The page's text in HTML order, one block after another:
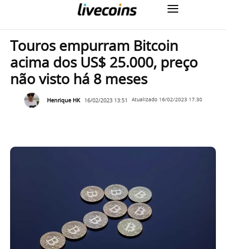
Touros empurram Bitcoin
acima dos US$ 25.000, preço
não visto há 8 meses
Henrique HK 16/02/2023 13:51 Atualizado 16/02/2023 17:30